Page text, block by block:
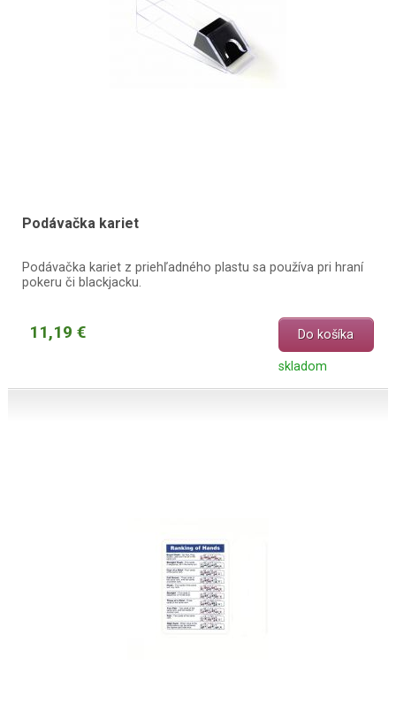
Podávačka kariet
Podávačka kariet z priehľadného plastu sa používa pri hraní
pokeru či blackjacku.
11,19 € Do košíka
skladom